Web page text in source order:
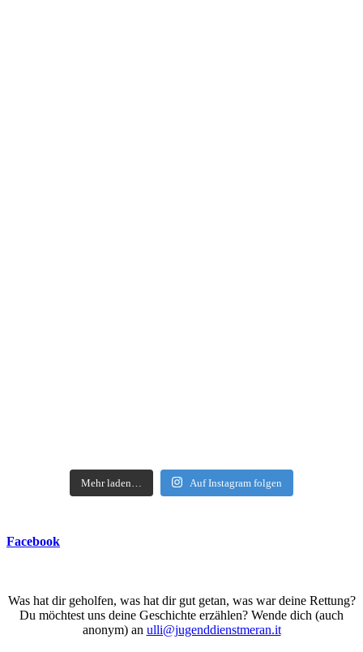
Mehr laden… Auf Instagram folgen
Facebook
Was hat dir geholfen, was hat dir gut getan, was war deine Rettung?
Du möchtest uns deine Geschichte erzählen? Wende dich (auch
anonym) an ulli@jugenddienstmeran.it